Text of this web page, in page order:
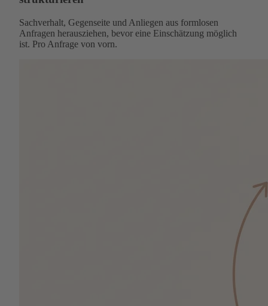
Sachverhalt, Gegenseite und Anliegen aus formlosen
Anfragen herausziehen, bevor eine Einschätzung möglich
ist. Pro Anfrage von vorn.